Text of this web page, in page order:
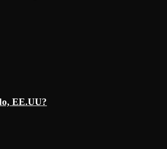
EE.UU?